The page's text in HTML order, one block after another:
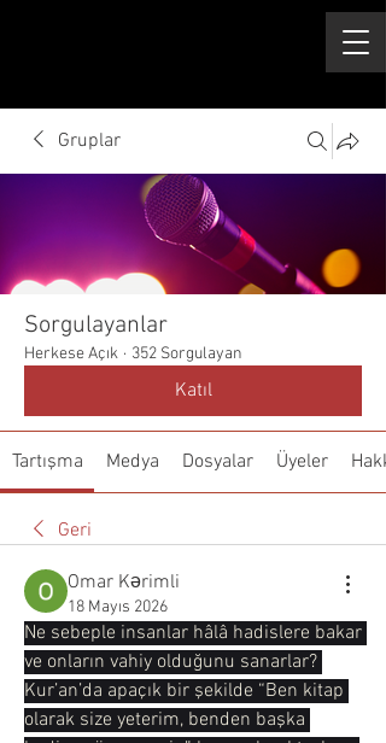
Gruplar
Sorgulayanlar
Herkese Açık · 352 Sorgulayan
Katıl
Tartışma Medya Dosyalar Üyeler
Geri
Omar Kərimli
18 Mayıs 2026
Ne sebeple insanlar hâlâ hadislere bakar
ve onların vahiy olduğunu sanarlar?
Kur’an’da apaçık bir şekilde “Ben kitap
olarak size yeterim, benden başka